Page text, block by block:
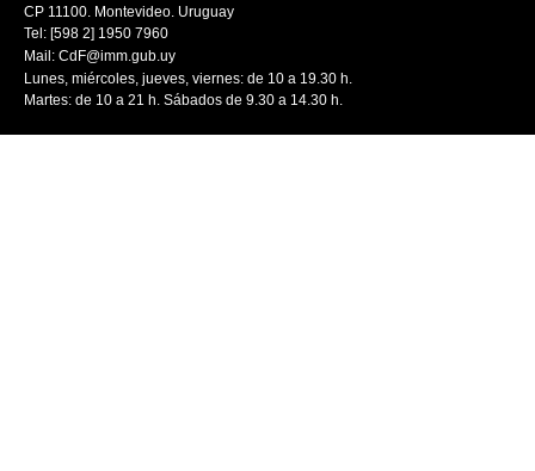
CP 11100. Montevideo. Uruguay
Tel: [598 2] 1950 7960
Mail: CdF@imm.gub.uy
Lunes, miércoles, jueves, viernes: de 10 a 19.30 h.
Martes: de 10 a 21 h. Sábados de 9.30 a 14.30 h.